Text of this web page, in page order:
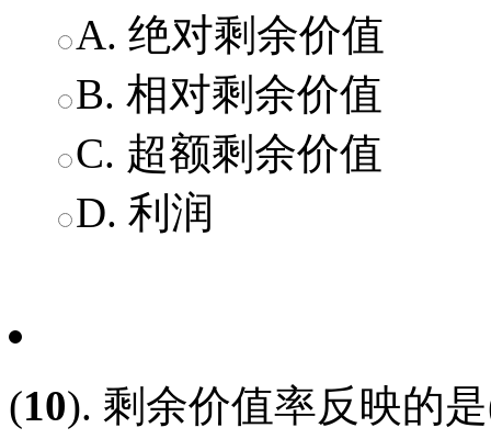
A. 绝对剩余价值
B. 相对剩余价值
C. 超额剩余价值
D. 利润
(10). 剩余价值率反映的